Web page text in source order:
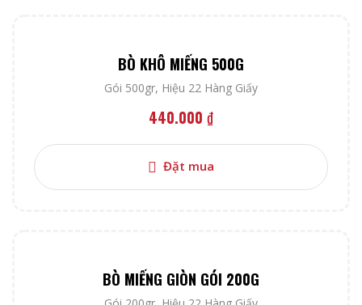
BÒ KHÔ MIẾNG 500G
Gói 500gr, Hiệu 22 Hàng Giấy
440.000 ₫
Đặt mua
BÒ MIẾNG GIÒN GÓI 200G